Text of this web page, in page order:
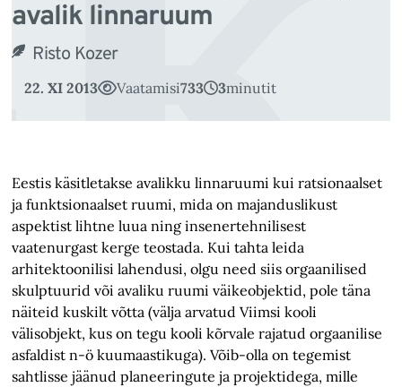
avalik linnaruum
Risto Kozer
22. XI 2013 Vaatamisi733 3minutit
Eestis käsitletakse avalikku linnaruumi kui ratsionaalset
ja funktsionaalset ruumi, mida on majanduslikust
aspektist lihtne luua ning insenertehnilisest
vaatenurgast kerge teostada. Kui tahta leida
arhitektoonilisi lahendusi, olgu need siis orgaanilised
skulptuurid või avaliku ruumi väikeobjektid, pole täna
näiteid kuskilt võtta (välja arvatud Viimsi kooli
välisobjekt, kus on tegu kooli kõrvale rajatud orgaanilise
asfaldist n-ö kuumaastikuga). Võib-olla on tegemist
sahtlisse jäänud planeeringute ja projektidega, mille